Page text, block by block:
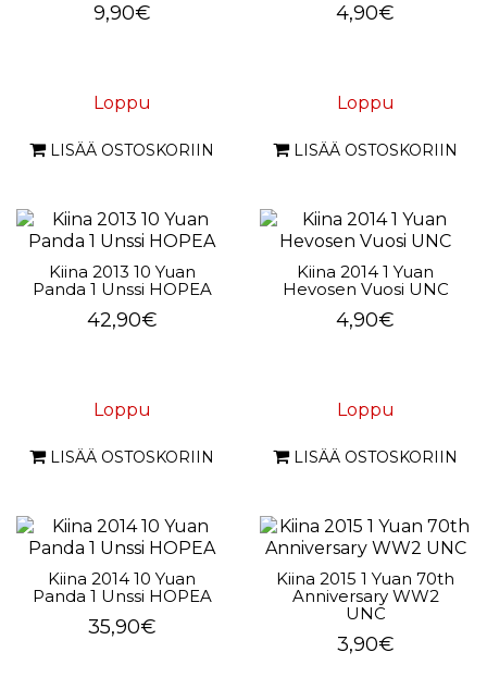
9,90€
Loppu
LISÄÄ OSTOSKORIIN
4,90€
Loppu
LISÄÄ OSTOSKORIIN
Kiina 2013 10 Yuan
Panda 1 Unssi HOPEA
42,90€
Loppu
LISÄÄ OSTOSKORIIN
Kiina 2014 1 Yuan
Hevosen Vuosi UNC
4,90€
Loppu
LISÄÄ OSTOSKORIIN
Kiina 2014 10 Yuan
Panda 1 Unssi HOPEA
35,90€
Kiina 2015 1 Yuan 70th
Anniversary WW2
UNC
3,90€